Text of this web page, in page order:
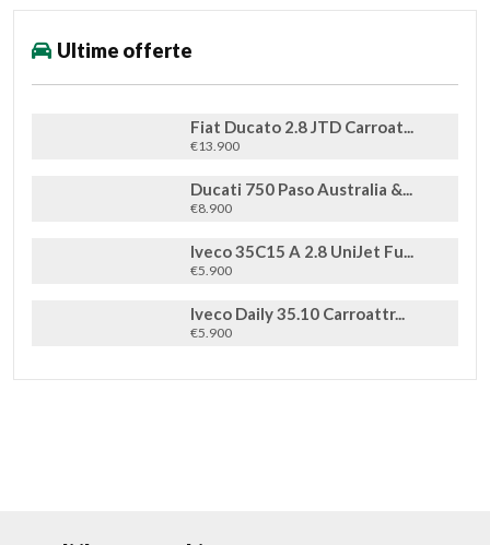
Ultime offerte
Fiat Ducato 2.8 JTD Carroat...
€13.900
Ducati 750 Paso Australia &...
€8.900
Iveco 35C15 A 2.8 UniJet Fu...
€5.900
Iveco Daily 35.10 Carroattr...
€5.900